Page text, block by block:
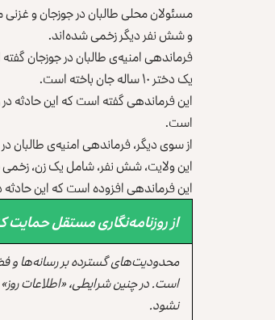
مسئولان محلی طالبان در جوزجان و غزنی
و شش نفر دیگر زخمی شده‌اند.
یک دختر ۱۰ ساله جان باخته است.
این فرماندهی گفته است که این حادثه
است.
از سوی دیگر، فرماندهی امنیه‌ی طالبان
این ولایت، شش نفر، شامل یک زن،
این فرماندهی افزوده است که این حادثه
از روزنامه‌نگاری مستقل حمایت
محدودیت‌های گسترده بر رسانه‌ها و
است. در چنین شرایطی، «اطلاعات
نشود.